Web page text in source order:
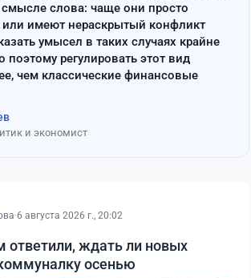
слова: чаще они просто
или имеют нераскрытый конфликт
умысел в таких случаях крайне
регулировать этот вид
чем классические финансовые
и экономист
·6 августа 2026 г., 20:02
ответили, ждать ли новых
осенью